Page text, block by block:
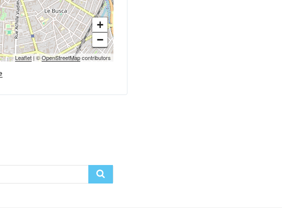
+
−
Leaflet| ©OpenStreetMapcontributors
Recherche